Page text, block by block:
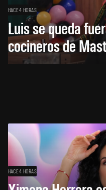
HACE 4 HORAS
Luis se queda
cocineros de
HACE 4 HORAS